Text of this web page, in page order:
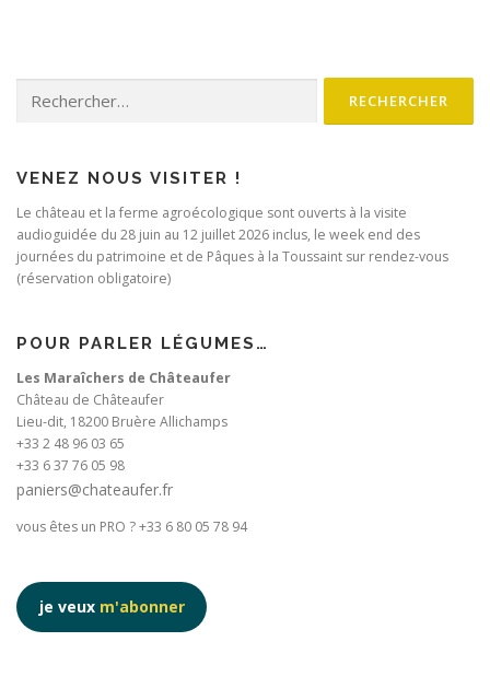
VENEZ NOUS VISITER !
Le château et la ferme agroécologique sont ouverts à la visite
audioguidée du 28 juin au 12 juillet 2026 inclus, le week end des
journées du patrimoine et de Pâques à la Toussaint sur rendez-vous
(réservation obligatoire)
POUR PARLER LÉGUMES…
Les Maraîchers de Châteaufer
Château de Châteaufer
Lieu-dit, 18200 Bruère Allichamps
+33 2 48 96 03 65
+33 6 37 76 05 98
paniers@chateaufer.fr
vous êtes un PRO ? +33 6 80 05 78 94
je veuxm'abonner